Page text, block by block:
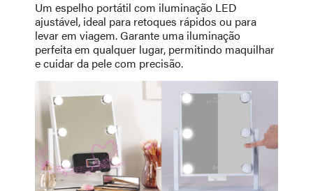
Um espelho portátil com iluminação LED
ajustável, ideal para retoques rápidos ou para
levar em viagem. Garante uma iluminação
perfeita em qualquer lugar, permitindo maquilhar
e cuidar da pele com precisão.